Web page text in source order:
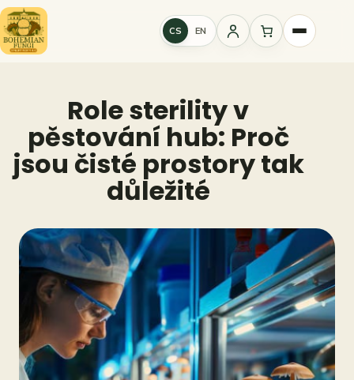
Přeskočit
na
obsah
CS EN
Přihlášení
Role sterility v
pěstování hub: Proč
jsou čisté prostory tak
důležité